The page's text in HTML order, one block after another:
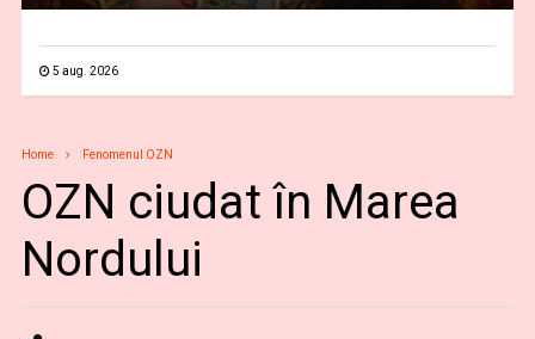
5 aug. 2026
Home Fenomenul OZN
OZN ciudat în Marea
Nordului